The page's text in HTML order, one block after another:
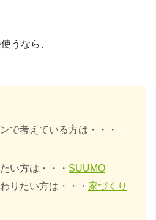
うなら、
で考えている方は・・・
い方は・・・ SUUMO
りたい方は・・・ 家づくり